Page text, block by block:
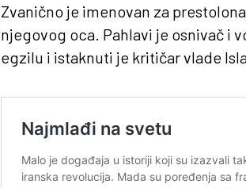
Zvanično je imenovan za
njegovog oca. Pahlavi je osnivač i
egzilu i istaknuti je kritičar vlade